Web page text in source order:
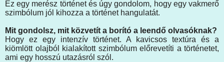
Ez egy merész történet és úgy gondolom, hogy egy vakmerő
szimbólum jól kihozza a történet hangulatát.
Mit gondolsz, mit közvetít a borító a leendő olvasóknak?
Hogy ez egy intenzív történet. A kavicsos textúra és a
kiömlött olajból kialakított szimbólum előrevetíti a történetet,
ami egy hosszú utazásról szól.